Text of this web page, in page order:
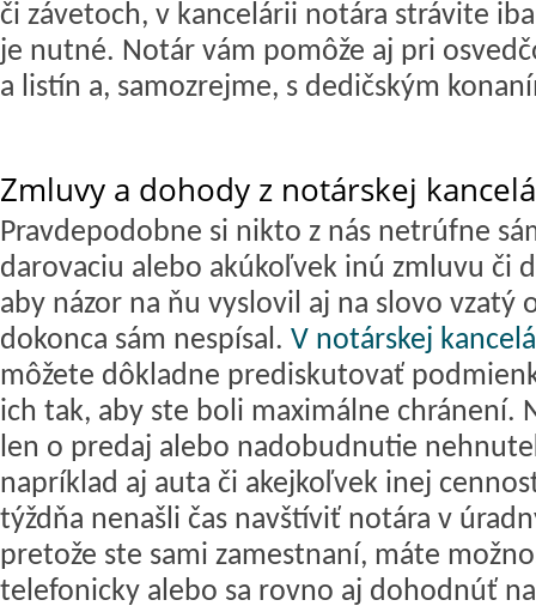
či závetoch, v kancelárii notára strávite
je nutné. Notár vám pomôže aj pri
a listín a, samozrejme, s dedičským
Zmluvy a dohody z notárskej
Pravdepodobne si nikto z nás netrúfne
darovaciu alebo akúkoľvek inú zmluvu či
aby názor na ňu vyslovil aj na slovo vzatý
dokonca sám nespísal. V notárskej
môžete dôkladne prediskutovať
ich tak, aby ste boli maximálne chránení.
len o predaj alebo nadobudnutie
napríklad aj auta či akejkoľvek inej
týždňa nenašli čas navštíviť notára v
pretože ste sami zamestnaní, máte
telefonicky alebo sa rovno aj dohodnúť